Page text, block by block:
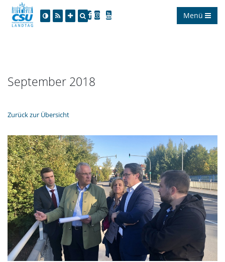
Menü
September 2018
Zurück zur Übersicht